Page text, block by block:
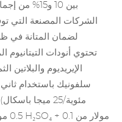
بين 10
الشركات المصنعة التي
لضمان المتانة في ظل
تحتوي
أنودات التيتانيوم
الإيريديوم
مئوية/25 ميجا